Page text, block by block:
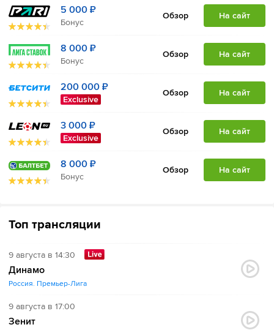
5 000 ₽
Бонус
Обзор На сайт
8 000 ₽
Бонус
Обзор На сайт
200 000 ₽
Exclusive
Обзор На сайт
3 000 ₽
Exclusive
Обзор На сайт
8 000 ₽
Бонус
Обзор На сайт
Топ трансляции
9 августа в 14:30
Динамо
Россия. Премьер-Лига
9 августа в 17:00
Зенит